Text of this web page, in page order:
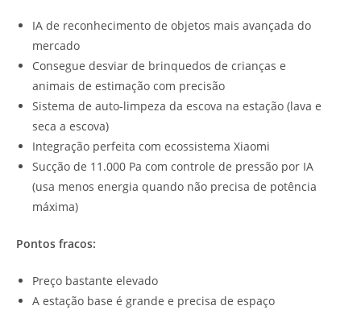
IA de reconhecimento de objetos mais avançada do
mercado
Consegue desviar de brinquedos de crianças e
animais de estimação com precisão
Sistema de auto-limpeza da escova na estação (lava e
seca a escova)
Integração perfeita com ecossistema Xiaomi
Sucção de 11.000 Pa com controle de pressão por IA
(usa menos energia quando não precisa de potência
máxima)
Pontos fracos:
Preço bastante elevado
A estação base é grande e precisa de espaço